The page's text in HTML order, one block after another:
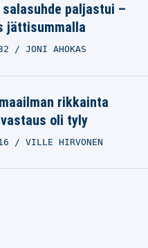
salasuhde paljastui –
jättisummalla
JONI AHOKAS
rikkainta
oli tyly
VILLE HIRVONEN